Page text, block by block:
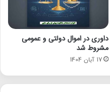
داوری در اموال دولتی و عمومی
مشروط شد
17 آبان 1404